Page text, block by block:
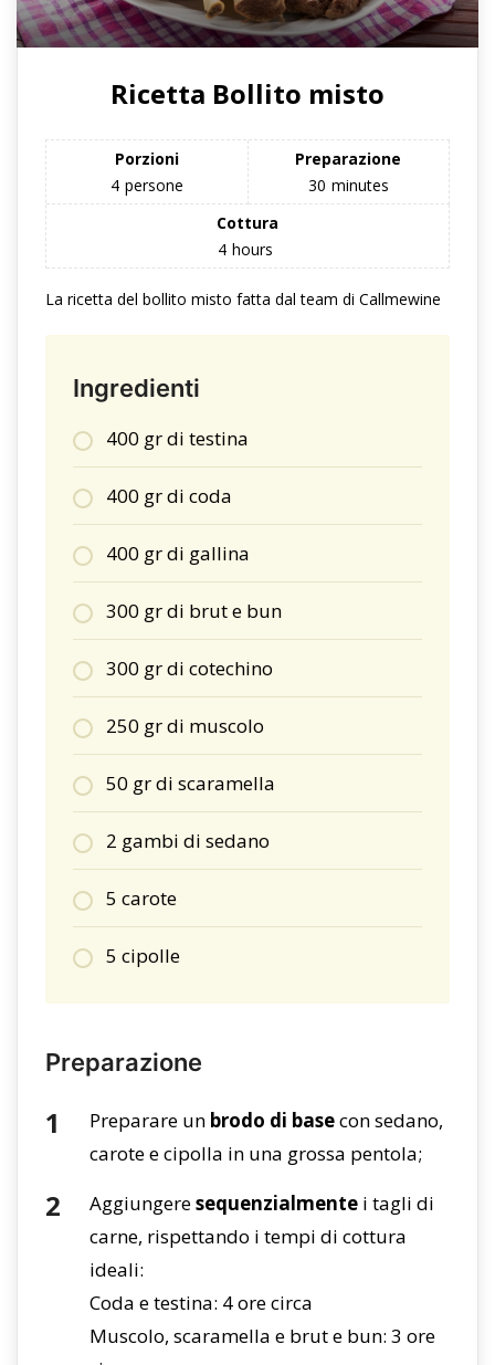
Ricetta Bollito misto
Porzioni
4 persone
Preparazione
30 minutes
Cottura
4 hours
La ricetta del bollito misto fatta dal team di Callmewine
Ingredienti
400 gr di testina
400 gr di coda
400 gr di gallina
300 gr di brut e bun
300 gr di cotechino
250 gr di muscolo
50 gr di scaramella
2 gambi di sedano
5 carote
5 cipolle
Preparazione
Preparare un brodo di basecon sedano,
carote e cipolla in una grossa pentola;
Aggiungeresequenzialmente i tagli di
carne, rispettando i tempi di cottura
ideali:
Coda e testina: 4 ore circa
Muscolo, scaramella e brut e bun: 3 ore